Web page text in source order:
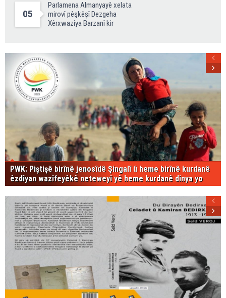
05
Parlamena Almanyayê xelata
mirovî pêşkêşî Dezgeha
Xêrxwaziya Barzanî kir
PWK: Piştişê birînê jenosîdê Şingalî û heme birînê kurdanê
êzdîyan wazîfeyêkê neteweyî yê heme kurdanê dinya yo